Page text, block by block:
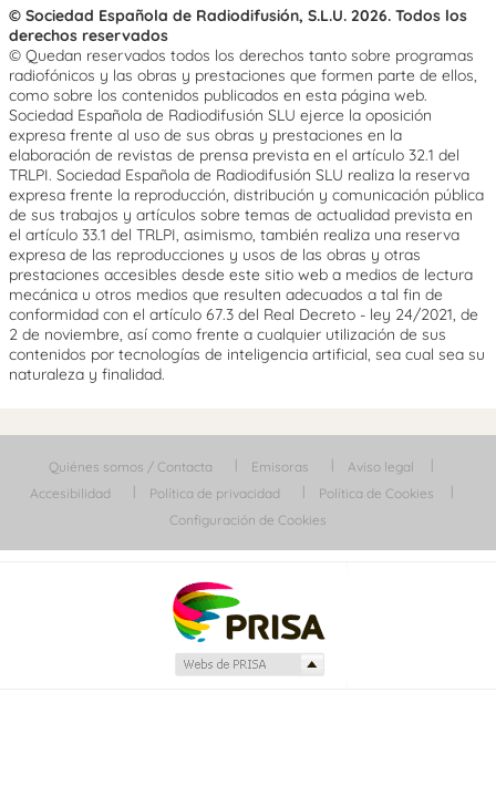
© Sociedad Española de Radiodifusión, S.L.U. 2026. Todos los
derechos reservados
© Quedan reservados todos los derechos tanto sobre programas
radiofónicos y las obras y prestaciones que formen parte de ellos,
como sobre los contenidos publicados en esta página web.
Sociedad Española de Radiodifusión SLU ejerce la oposición
expresa frente al uso de sus obras y prestaciones en la
elaboración de revistas de prensa prevista en el artículo 32.1 del
TRLPI. Sociedad Española de Radiodifusión SLU realiza la reserva
expresa frente la reproducción, distribución y comunicación pública
de sus trabajos y artículos sobre temas de actualidad prevista en
el artículo 33.1 del TRLPI, asimismo, también realiza una reserva
expresa de las reproducciones y usos de las obras y otras
prestaciones accesibles desde este sitio web a medios de lectura
mecánica u otros medios que resulten adecuados a tal fin de
conformidad con el artículo 67.3 del Real Decreto - ley 24/2021, de
2 de noviembre, así como frente a cualquier utilización de sus
contenidos por tecnologías de inteligencia artificial, sea cual sea su
naturaleza y finalidad.
Quiénes somos / Contacta Emisoras
Aviso legal
Accesibilidad
Política de privacidad
Política de Cookies
Configuración de Cookies